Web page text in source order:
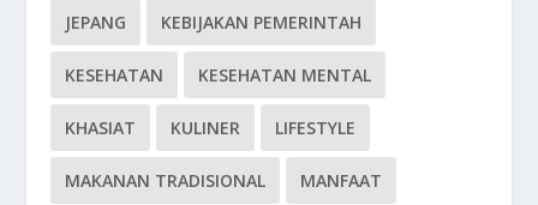
JEPANG KEBIJAKAN PEMERINTAH
KESEHATAN KESEHATAN MENTAL
KHASIAT KULINER LIFESTYLE
MAKANAN TRADISIONAL MANFAAT